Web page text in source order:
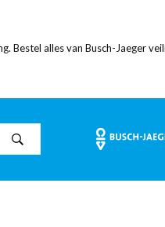
Bestel alles van Busch-Jaeger